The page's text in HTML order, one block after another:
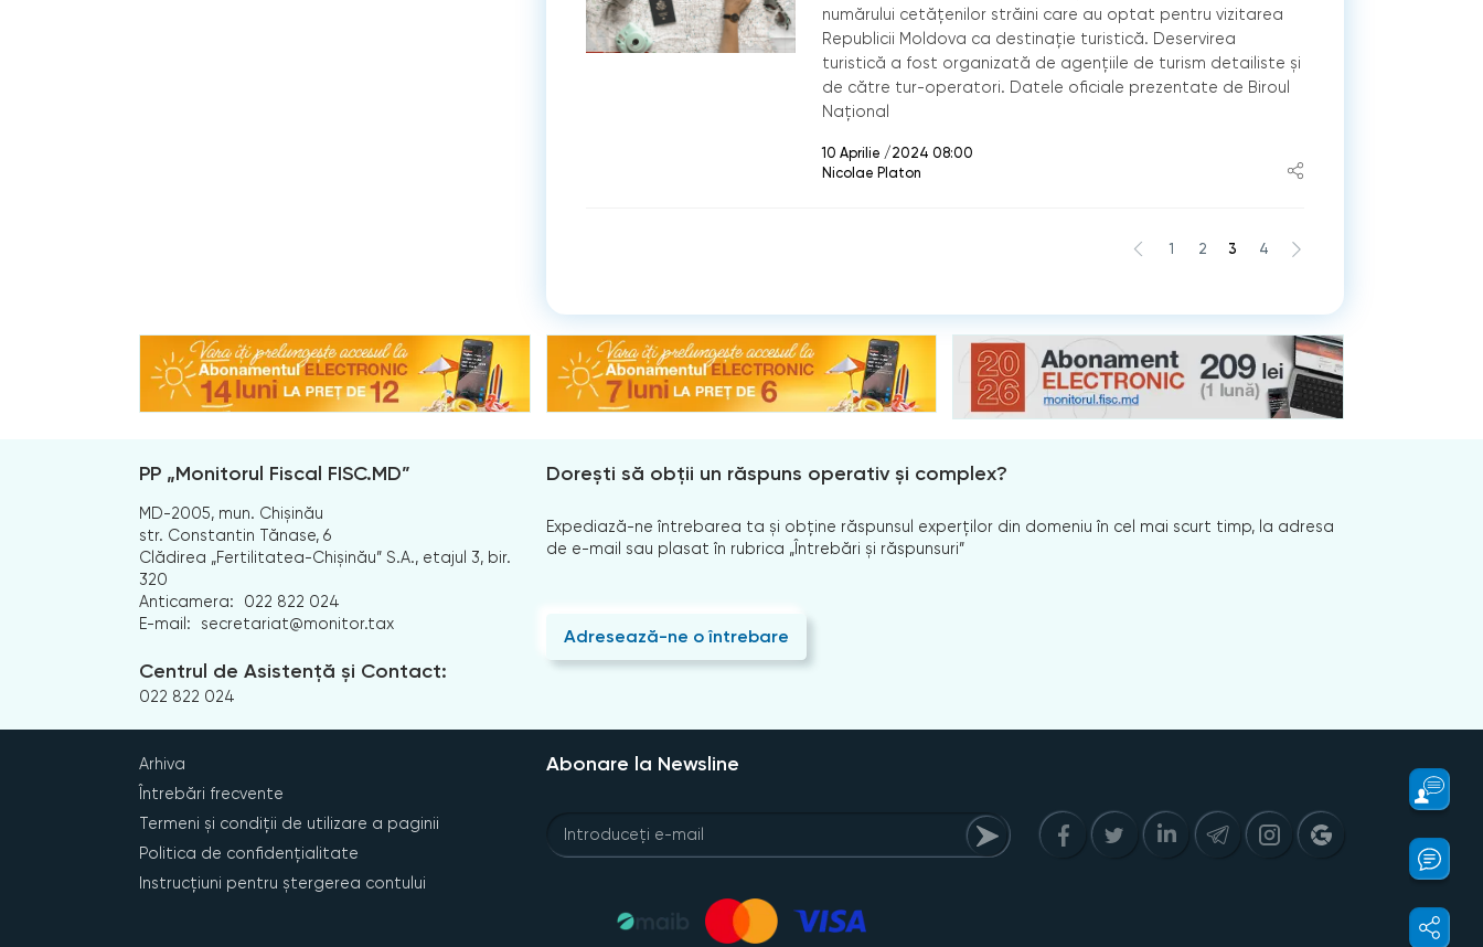
numărului cetățenilor străini care au optat pentru vizitarea
Republicii Moldova ca destinație turistică. Deservirea
turistică a fost organizată de agențiile de turism detailiste și
de către tur-operatori. Datele oficiale prezentate de Biroul
Național
10 Aprilie /2024 08:00
Nicolae Platon
1 2 3 4
PP „Monitorul Fiscal FISC.MD”
MD-2005, mun. Chișinău
str. Constantin Tănase, 6
Clădirea „Fertilitatea-Chișinău” S.A., etajul 3, bir.
320
Anticamera:
022 822 024
E-mail:
secretariat@monitor.tax
Centrul de Asistență și Contact:
022 822 024
Dorești să obții un răspuns operativ și complex?
Expediază-ne întrebarea ta și obține răspunsul experților din domeniu în cel mai scurt timp, la adresa
de e-mail sau plasat în rubrica „Întrebări și răspunsuri”
Adresează-ne o întrebare
Arhiva
Întrebări frecvente
Termeni și condiții de utilizare a paginii
Politica de confidențialitate
Instrucțiuni pentru ștergerea contului
Abonare la Newsline